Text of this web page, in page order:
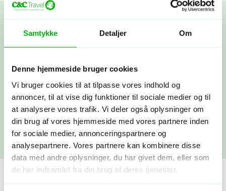
Samtykke Detaljer Om
Denne hjemmeside bruger cookies
Vi bruger cookies til at tilpasse vores indhold og
annoncer, til at vise dig funktioner til sociale medier og til
at analysere vores trafik. Vi deler også oplysninger om
din brug af vores hjemmeside med vores partnere inden
for sociale medier, annonceringspartnere og
analysepartnere. Vores partnere kan kombinere disse
data med andre oplysninger, du har givet dem, eller som
de har indsamlet fra din brug af deres tjenester.
Dine ønsker:
Hvornår vil du rejse?
Fortæl os, hvad du ønsker, så finder vi det, der matcher!
Hvad er vigtigt for dig?